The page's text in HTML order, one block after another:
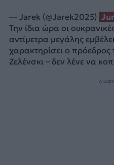
— Jarek (@Jarek2025)
Την ίδια ώρα οι
αντίμετρα μεγάλης
χαρακτηρίσει ο πρόεδρος
Ζελένσκι – δεν λένε να